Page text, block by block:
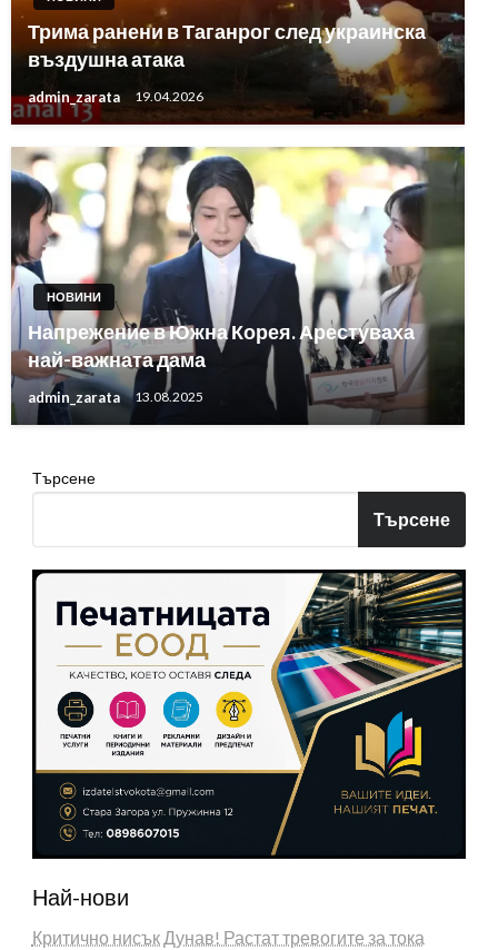
Трима ранени в Таганрог след украинска
въздушна атака
admin_zarata 19.04.2026
НОВИНИ
Напрежение в Южна Корея. Арестуваха
най-важната дама
admin_zarata 13.08.2025
Търсене
Търсене
Най-нови
Критично нисък Дунав! Растат тревогите за тока